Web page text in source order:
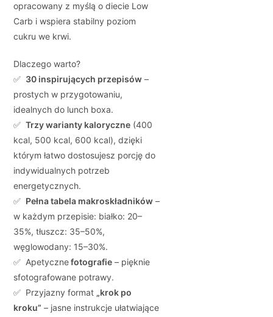
opracowany z myślą o diecie Low
Carb i wspiera stabilny poziom
cukru we krwi.
Dlaczego warto?
✅ 30 inspirujących przepisów –
prostych w przygotowaniu,
idealnych do lunch boxa.
✅Trzy warianty kaloryczne (400
kcal, 500 kcal, 600 kcal), dzięki
którym łatwo dostosujesz porcję do
indywidualnych potrzeb
energetycznych.
✅ Pełna tabela makroskładników –
w każdym przepisie: białko: 20–
35%, tłuszcz: 35–50%,
węglowodany: 15–30%.
✅ Apetycznefotografie – pięknie
sfotografowane potrawy.
✅ Przyjazny format „krok po
kroku” – jasne instrukcje ułatwiające